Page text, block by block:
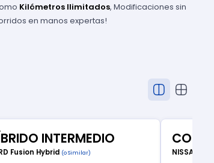
Kilómetros Ilimitados, Modificaciones sin
en manos expertas!
INTERMEDIO
Fusion Hybrid (o Similar) NISSAN